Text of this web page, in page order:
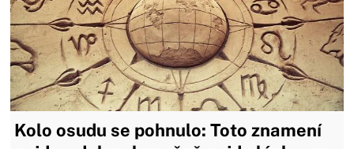
Kolo osudu se pohnulo: Toto znamení